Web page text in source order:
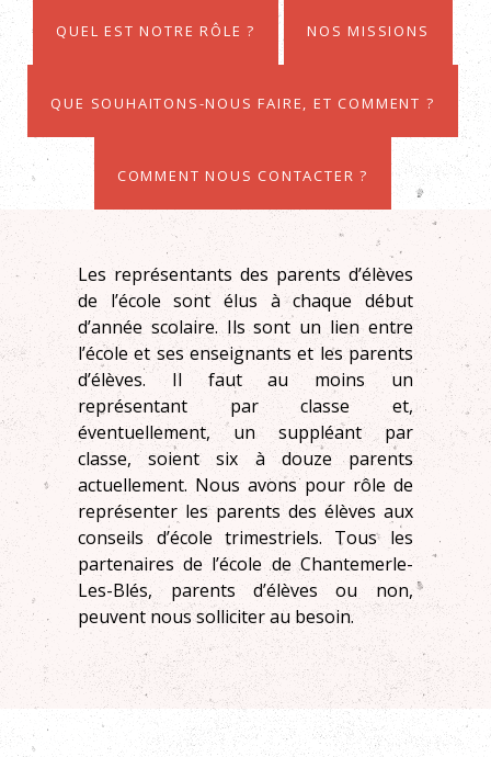
Quel est notre rôle ? Nos missions
Que souhaitons-nous faire, et comment ?
Comment nous contacter ?
Les représentants des parents d’élèves
de l’école sont élus à chaque début
d’année scolaire. Ils sont un lien entre
l’école et ses enseignants et les parents
d’élèves. Il faut au moins un
représentant par classe et,
éventuellement, un suppléant par
classe, soient six à douze parents
actuellement. Nous avons pour rôle de
représenter les parents des élèves aux
conseils d’école trimestriels. Tous les
partenaires de l’école de Chantemerle-
Les-Blés, parents d’élèves ou non,
peuvent nous solliciter au besoin.